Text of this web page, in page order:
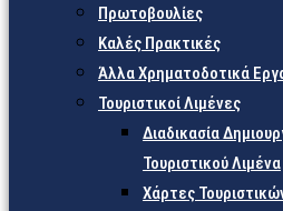
Πρωτοβουλίες
Καλές Πρακτικές
Άλλα Χρηματοδοτικά
Τουριστικοί Λιμένες
Διαδικασία
Τουριστικού Λιμένα
Χάρτες